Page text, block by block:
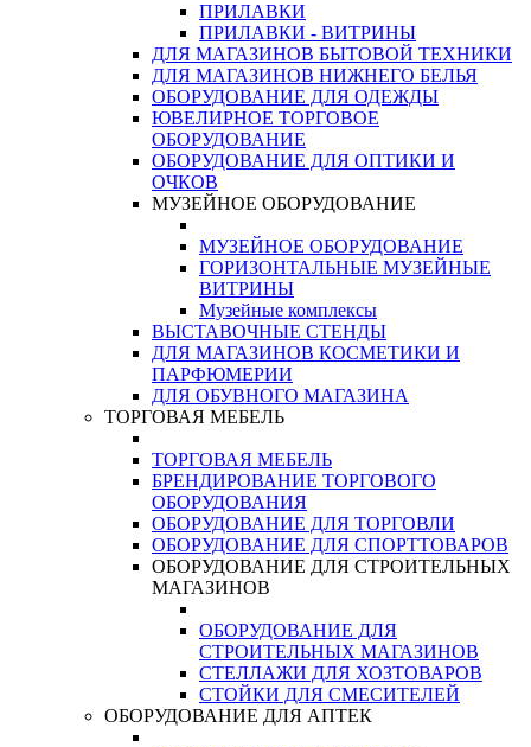
ПРИЛАВКИ
ПРИЛАВКИ - ВИТРИНЫ
ДЛЯ МАГАЗИНОВ БЫТОВОЙ ТЕХНИКИ
ДЛЯ МАГАЗИНОВ НИЖНЕГО БЕЛЬЯ
ОБОРУДОВАНИЕ ДЛЯ ОДЕЖДЫ
ЮВЕЛИРНОЕ ТОРГОВОЕ
ОБОРУДОВАНИЕ
ОБОРУДОВАНИЕ ДЛЯ ОПТИКИ И
ОЧКОВ
МУЗЕЙНОЕ ОБОРУДОВАНИЕ
МУЗЕЙНОЕ ОБОРУДОВАНИЕ
ГОРИЗОНТАЛЬНЫЕ МУЗЕЙНЫЕ
ВИТРИНЫ
Музейные комплексы
ВЫСТАВОЧНЫЕ СТЕНДЫ
ДЛЯ МАГАЗИНОВ КОСМЕТИКИ И
ПАРФЮМЕРИИ
ДЛЯ ОБУВНОГО МАГАЗИНА
ТОРГОВАЯ МЕБЕЛЬ
ТОРГОВАЯ МЕБЕЛЬ
БРЕНДИРОВАНИЕ ТОРГОВОГО
ОБОРУДОВАНИЯ
ОБОРУДОВАНИЕ ДЛЯ ТОРГОВЛИ
ОБОРУДОВАНИЕ ДЛЯ СПОРТТОВАРОВ
ОБОРУДОВАНИЕ ДЛЯ СТРОИТЕЛЬНЫХ
МАГАЗИНОВ
ОБОРУДОВАНИЕ ДЛЯ
СТРОИТЕЛЬНЫХ МАГАЗИНОВ
СТЕЛЛАЖИ ДЛЯ ХОЗТОВАРОВ
СТОЙКИ ДЛЯ СМЕСИТЕЛЕЙ
ОБОРУДОВАНИЕ ДЛЯ АПТЕК